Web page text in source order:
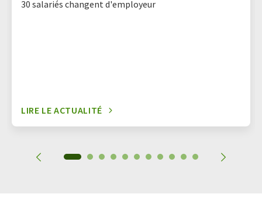
30 salariés changent d'employeur
LIRE LE ACTUALITÉ